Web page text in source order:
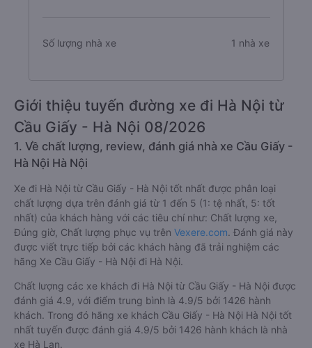
Số lượng nhà xe 1 nhà xe
Giới thiệu tuyến đường xe đi Hà Nội từ
Cầu Giấy - Hà Nội 08/2026
1. Về chất lượng, review, đánh giá nhà xe Cầu Giấy -
Hà Nội Hà Nội
Xe đi Hà Nội từ Cầu Giấy - Hà Nội tốt nhất được phân loại
chất lượng dựa trên đánh giá từ 1 đến 5 (1: tệ nhất, 5: tốt
nhất) của khách hàng với các tiêu chí như: Chất lượng xe,
Đúng giờ, Chất lượng phục vụ trên Vexere.com. Đánh giá này
được viết trực tiếp bởi các khách hàng đã trải nghiệm các
hãng Xe Cầu Giấy - Hà Nội đi Hà Nội.
Chất lượng các xe khách đi Hà Nội từ Cầu Giấy - Hà Nội được
đánh giá 4.9, với điểm trung bình là 4.9/5 bởi 1426 hành
khách. Trong đó hãng xe khách Cầu Giấy - Hà Nội Hà Nội tốt
nhất tuyến được đánh giá 4.9/5 bởi 1426 hành khách là nhà
xe Hà Lan.